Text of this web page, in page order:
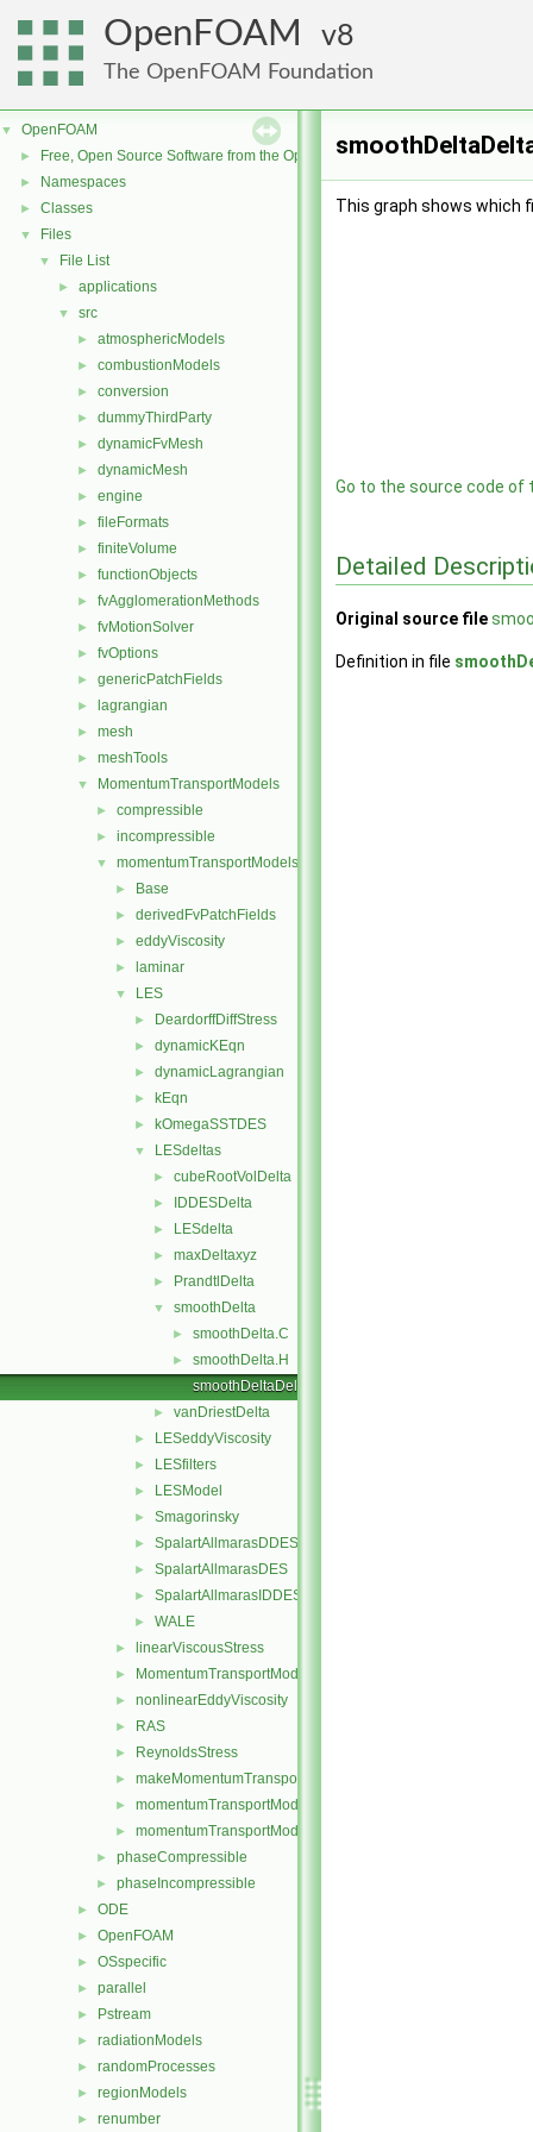
OpenFOAM 8
The OpenFOAM Foundation
▼ OpenFOAM
► Free, Open Source Software from the OpenFOAM Foundation
► Namespaces
► Classes
▼ Files
▼ File List
► applications
▼ src
► atmosphericModels
► combustionModels
► conversion
► dummyThirdParty
► dynamicFvMesh
► dynamicMesh
► engine
► fileFormats
► finiteVolume
► functionObjects
► fvAgglomerationMethods
► fvMotionSolver
► fvOptions
► genericPatchFields
► lagrangian
► mesh
► meshTools
▼ MomentumTransportModels
► compressible
► incompressible
▼ momentumTransportModels
► Base
► derivedFvPatchFields
► eddyViscosity
► laminar
▼ LES
► DeardorffDiffStress
► dynamicKEqn
► dynamicLagrangian
► kEqn
► kOmegaSSTDES
▼ LESdeltas
► cubeRootVolDelta
► IDDESDelta
► LESdelta
► maxDeltaxyz
► PrandtlDelta
▼ smoothDelta
► smoothDelta.C
►
smoothDelta.H
smoothDeltaDeltaDataI.H
► vanDriestDelta
► LESeddyViscosity
► LESfilters
► LESModel
► Smagorinsky
► SpalartAllmarasDDES
► SpalartAllmarasDES
► SpalartAllmarasIDDES
► WALE
► linearViscousStress
► MomentumTransportModel
► nonlinearEddyViscosity
► RAS
► ReynoldsStress
► makeMomentumTransportModel.H
► momentumTransportModel.C
► momentumTransportModel.H
► phaseCompressible
► phaseIncompressible
► ODE
► OpenFOAM
► OSspecific
► parallel
► Pstream
► radiationModels
► randomProcesses
► regionModels
► renumber
This graph shows which
Go to the source code of
Detailed
Original source file
Definition in file